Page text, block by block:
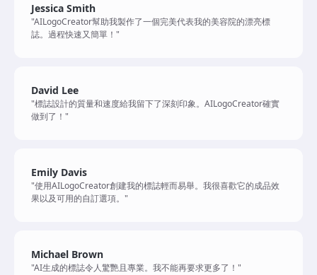
Jessica Smith
"AILogoCreator幫助我製作了一個完美代表我的美容院的漂亮標
誌。過程快速又簡單！"
David Lee
"標誌設計的質量和速度給我留下了深刻印象。AILogoCreator確實
做到了！"
Emily Davis
"使用AILogoCreator創建我的標誌輕而易舉。我很喜歡它的成品效
果以及可用的自訂選項。"
Michael Brown
"AI生成的標誌令人驚艷且專業。我不能再要求更多了！"